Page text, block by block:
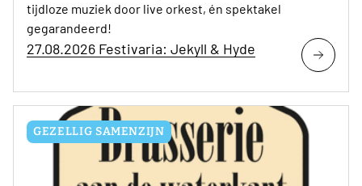
tijdloze muziek door live orkest, én spektakel
gegarandeerd!
27.08.2026 Festivaria: Jekyll & Hyde
GEZELLIG SAMENZIJN